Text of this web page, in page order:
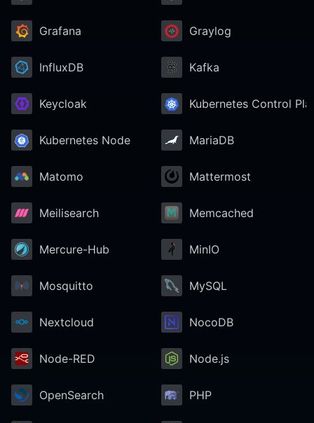
Grafana Graylog
InfluxDB Kafka
Keycloak Kubernetes Control
Kubernetes Node MariaDB
Matomo Mattermost
Meilisearch Memcached
Mercure-Hub MinIO
Mosquitto MySQL
Nextcloud NocoDB
Node-RED Node.js
OpenSearch PHP